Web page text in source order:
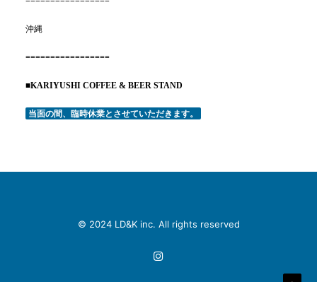
沖縄
=================
■KARIYUSHI COFFEE & BEER STAND
当面の間、臨時休業とさせていただきます。
© 2024 LD&K inc. All rights reserved